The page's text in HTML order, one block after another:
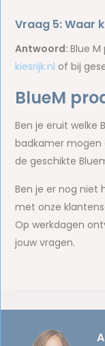
Vraag 5: Waar
Antwoord:Blue
kiesrijk.nl of bij
BlueM
Ben je eruit welke
badkamer mogen
de geschikte
Ben je er nog niet
met onze
Op werkdagen
jouw vragen.